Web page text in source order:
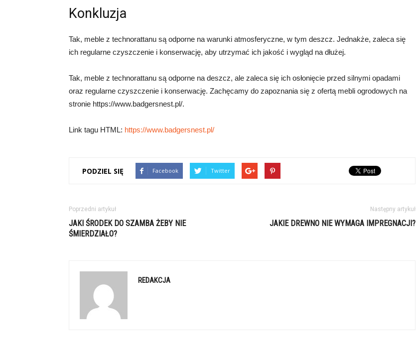
Konkluzja
Tak, meble z technorattanu są odporne na warunki atmosferyczne, w tym deszcz. Jednakże, zaleca się
ich regularne czyszczenie i konserwację, aby utrzymać ich jakość i wygląd na dłużej.
Tak, meble z technorattanu są odporne na deszcz, ale zaleca się ich osłonięcie przed silnymi opadami
oraz regularne czyszczenie i konserwację. Zachęcamy do zapoznania się z ofertą mebli ogrodowych na
stronie https://www.badgersnest.pl/.
Link tagu HTML: https://www.badgersnest.pl/
PODZIEL SIĘ Facebook Twitter
Poprzedni artykuł
JAKI ŚRODEK DO SZAMBA ŻEBY NIE
ŚMIERDZIAŁO?
Następny artykuł
JAKIE DREWNO NIE WYMAGA IMPREGNACJI?
REDAKCJA